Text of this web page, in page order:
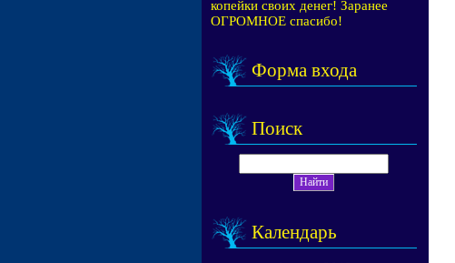
копейки своих денег! Заранее
ОГРОМНОЕ спасибо!
Форма входа
Поиск
Календарь